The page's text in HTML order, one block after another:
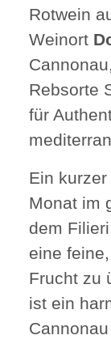
Rotwein
Weinort
Rebsorte
für
Ein
Monat im
dem
eine
Frucht zu
ist ein